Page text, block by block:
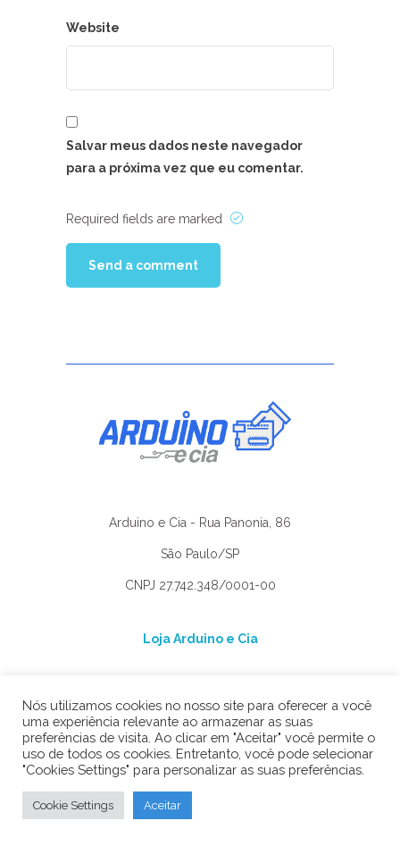
Website
Salvar meus dados neste navegador
para a próxima vez que eu comentar.
Required fields are marked
Arduino e Cia - Rua Panonia, 86
São Paulo/SP
CNPJ 27.742.348/0001-00
Loja Arduino e Cia
Fale conosco
Trocas e Devoluções
Nós utilizamos cookies no nosso site para oferecer a você
uma experiência relevante ao armazenar as suas
preferências de visita. Ao clicar em "Aceitar" você permite o
uso de todos os cookies. Entretanto, você pode selecionar
"Cookies Settings" para personalizar as suas preferências.
Cookie Settings Aceitar